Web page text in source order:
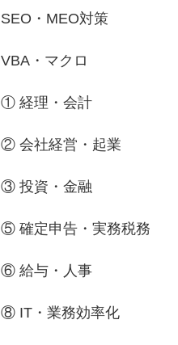
SEO・MEO対策
VBA・マクロ
① 経理・会計
② 会社経営・起業
③ 投資・金融
⑤ 確定申告・実務税務
⑥ 給与・人事
⑧ IT・業務効率化